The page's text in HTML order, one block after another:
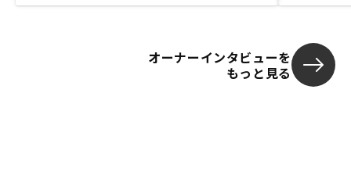
オーナーインタビューを
もっと見る